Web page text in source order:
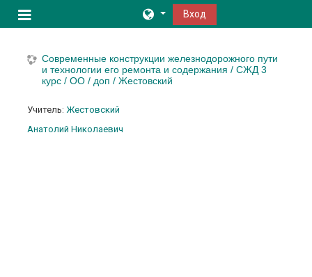
Боковая панель
Вход
Современные конструкции железнодорожного пути
и технологии его ремонта и содержания / СЖД 3
курс / ОО / доп / Жестовский
Учитель:Жестовский
Анатолий Николаевич